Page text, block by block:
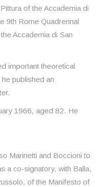
of the Accademia di
9th Rome Quadrennal
Accademia di San
important theoretical
published an
1966, aged 82. He
Marinetti and Boccioni to
a co-signatory, with Balla,
of the Manifesto of